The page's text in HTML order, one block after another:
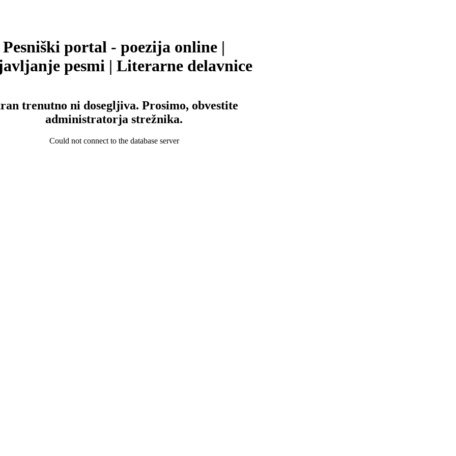
Pesniški portal - poezija online |
pesmi | Literarne delavnice
trenutno ni dosegljiva. Prosimo, obvestite
administratorja strežnika.
Could not connect to the database server